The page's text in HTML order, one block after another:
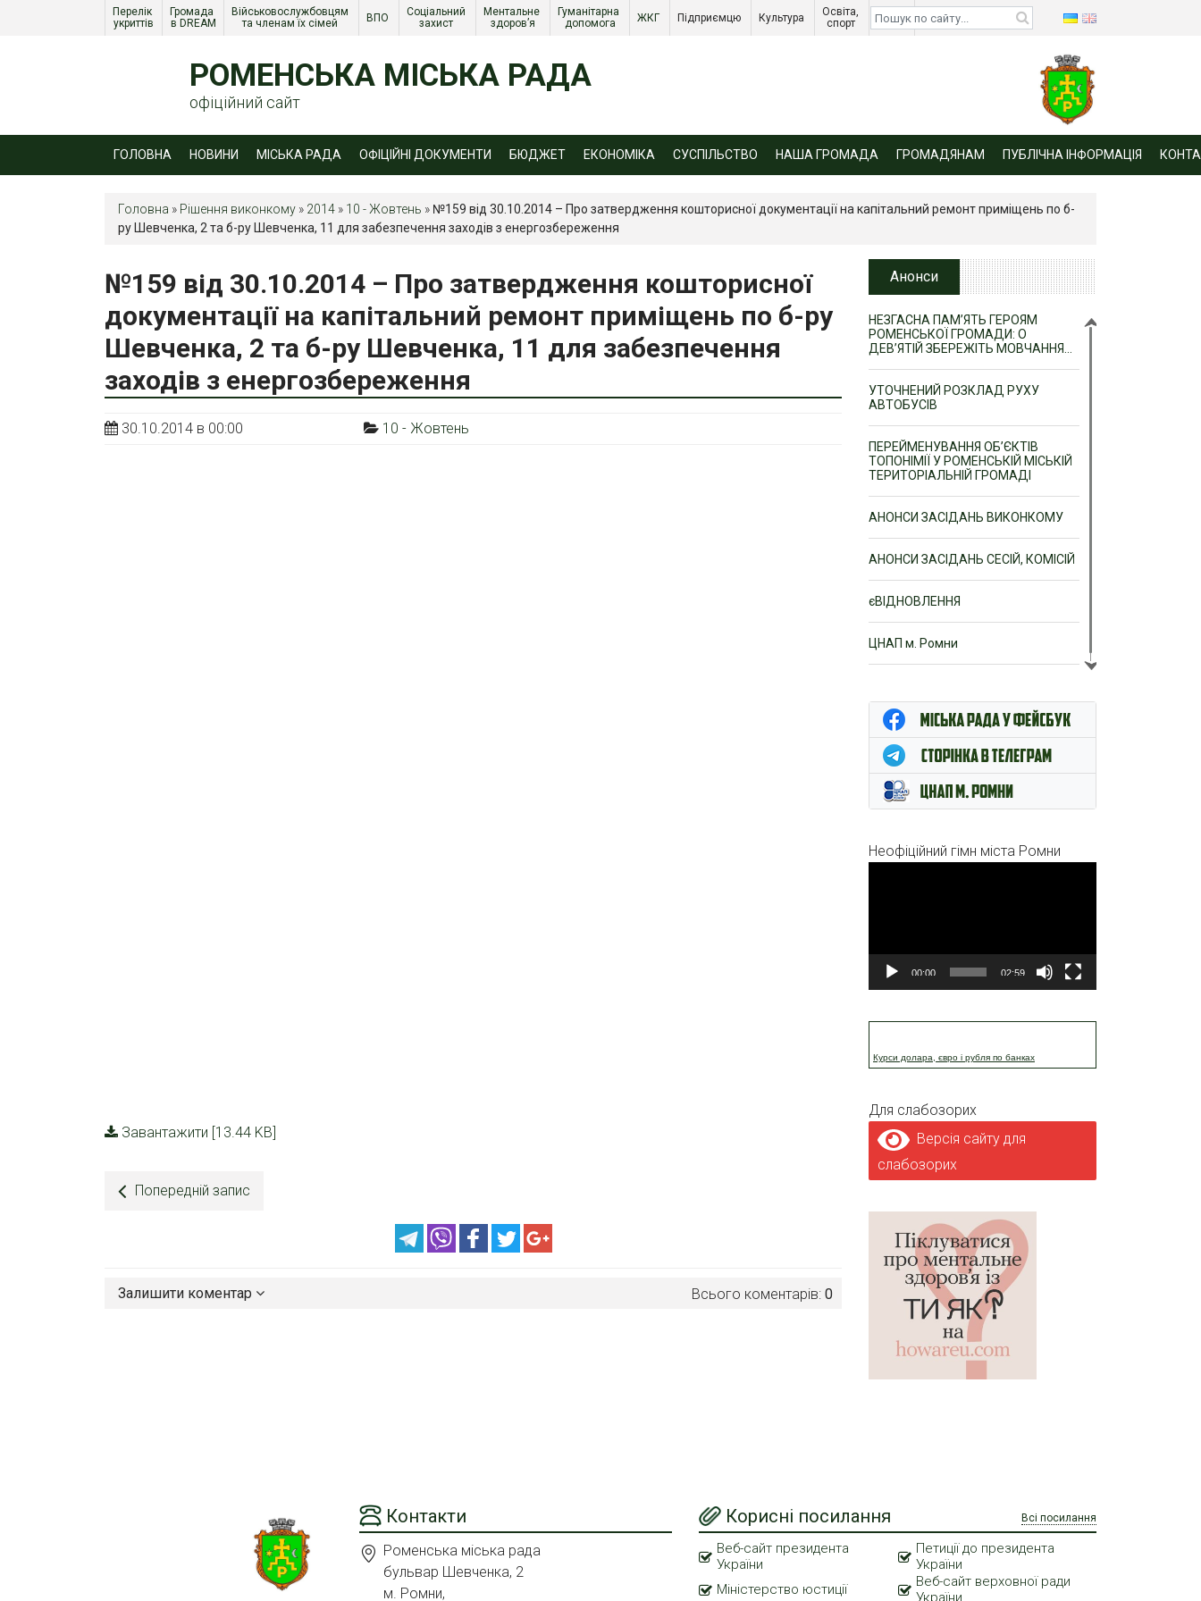
Перелік
укриттів
Громада
в DREAM
Військовослужбовцям
та членам їх сімей
ВПО
Соціальний
захист
Ментальне
здоров’я
Гуманітарна
допомога
ЖКГ Підприємцю Культура
Освіта,
спорт
Діти
війни
РОМЕНСЬКА МІСЬКА РАДА
офіційний сайт
ГОЛОВНА НОВИНИ МІСЬКА РАДА ОФІЦІЙНІ ДОКУМЕНТИ БЮДЖЕТ ЕКОНОМІКА СУСПІЛЬСТВО НАША ГРОМАДА ГРОМАДЯНАМ ПУБЛІЧНА ІНФОРМАЦІЯ
Головна » Рішення виконкому » 2014 » 10 - Жовтень » №159 від 30.10.2014 – Про затвердження кошторисної документації на капітальний ремонт приміщень по б-
ру Шевченка, 2 та б-ру Шевченка, 11 для забезпечення заходів з енергозбереження
№159 від 30.10.2014 – Про затвердження кошторисної
документації на капітальний ремонт приміщень по б-ру
Шевченка, 2 та б-ру Шевченка, 11 для забезпечення
заходів з енергозбереження
30.10.2014 в 00:00 10 - Жовтень
Завантажити [13.44 KB]
Попередній запис
Всього коментарів: 0
Залишити коментар
Анонси
НЕЗГАСНА ПАМ’ЯТЬ ГЕРОЯМ
РОМЕНСЬКОЇ ГРОМАДИ: О
ДЕВ’ЯТІЙ ЗБЕРЕЖІТЬ МОВЧАННЯ…
УТОЧНЕНИЙ РОЗКЛАД РУХУ
АВТОБУСІВ
ПЕРЕЙМЕНУВАННЯ ОБ’ЄКТІВ
ТОПОНІМІЇ У РОМЕНСЬКІЙ МІСЬКІЙ
ТЕРИТОРІАЛЬНІЙ ГРОМАДІ
АНОНСИ ЗАСІДАНЬ ВИКОНКОМУ
АНОНСИ ЗАСІДАНЬ СЕСІЙ, КОМІСІЙ
єВІДНОВЛЕННЯ
ЦНАП м. Ромни
Неофіційний гімн міста Ромни
00:00 02:59
Курси долара, євро і рубля по банках
Для слабозорих
Версія сайту для
слабозорих
Контакти
Роменська міська рада
бульвар Шевченка, 2
м. Ромни,
Корисні посилання Всі посилання
Веб-сайт президента
України
Петиції до президента
України
Міністерство юстиції
Веб-сайт верховної ради
України